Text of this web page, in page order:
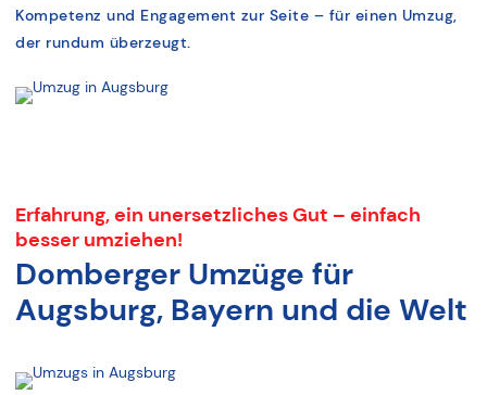
Kompetenz und Engagement zur Seite – für einen Umzug,
der rundum überzeugt.
Erfahrung, ein unersetzliches Gut – einfach
besser umziehen!
Domberger Umzüge für
Augsburg, Bayern und die Welt